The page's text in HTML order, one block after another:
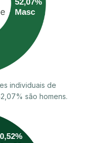
individuais de
são homens.